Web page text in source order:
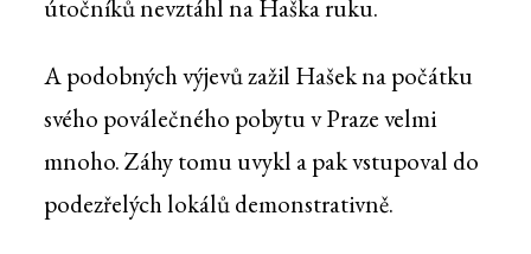
útočníků nevztáhl na Haška ruku.
A podobných výjevů zažil Hašek na počátku
svého poválečného pobytu v Praze velmi
mnoho. Záhy tomu uvykl a pak vstupoval do
podezřelých lokálů demonstrativně.